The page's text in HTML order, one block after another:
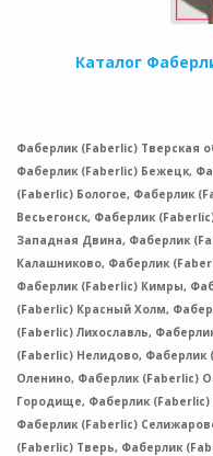
Каталог
Фаберлик (Faberlic) Тверская
Фаберлик (Faberlic) Бежецк,
(Faberlic) Бологое, Фаберлик
Весьегонск, Фаберлик
Западная Двина, Фаберлик
Калашниково, Фаберлик
Фаберлик (Faberlic) Кимры,
(Faberlic) Красный Холм,
(Faberlic) Лихославль,
(Faberlic) Нелидово,
Оленино, Фаберлик (Faberlic)
Городище, Фаберлик
Фаберлик (Faberlic)
(Faberlic) Тверь, Фаберлик